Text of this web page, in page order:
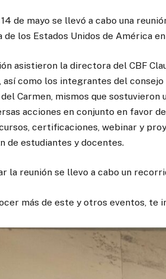
de mayo se llevó a cabo una
de los Estados Unidos de América
asistieron la directora del CBF
así como los integrantes del consejo
Carmen, mismos que
acciones en conjunto en favor
certificaciones, webinar y
de estudiantes y docentes.
la reunión se llevo a cabo un
más de este y otros eventos, te